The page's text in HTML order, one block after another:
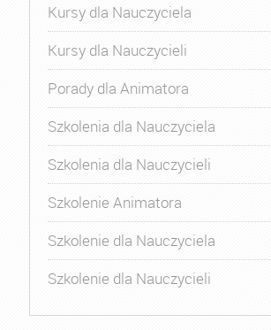
Kursy dla Nauczyciela
Kursy dla Nauczycieli
Porady dla Animatora
Szkolenia dla Nauczyciela
Szkolenia dla Nauczycieli
Szkolenie Animatora
Szkolenie dla Nauczyciela
Szkolenie dla Nauczycieli